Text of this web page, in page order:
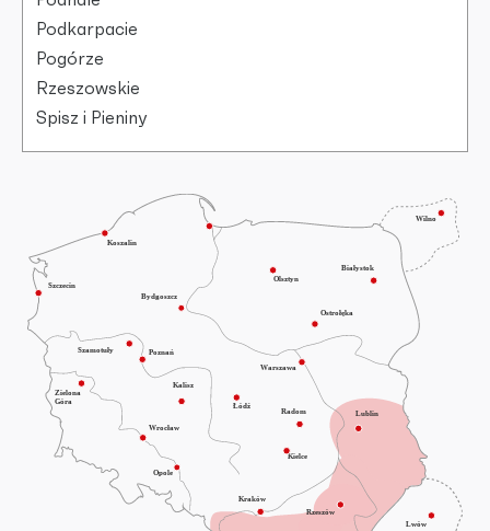
Podkarpacie
Pogórze
Rzeszowskie
Spisz i Pieniny